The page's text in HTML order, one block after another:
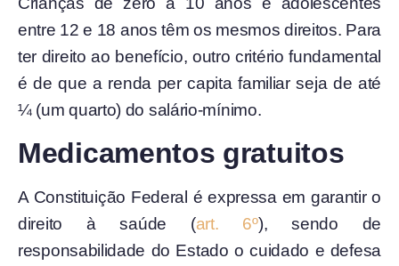
entre 12 e 18 anos têm os mesmos direitos. Para
ter direito ao benefício, outro critério fundamental
é de que a renda per capita familiar seja de até
¼ (um quarto) do salário-mínimo.
Medicamentos gratuitos
A Constituição Federal é expressa em garantir o
direito à saúde (art. 6º), sendo de
responsabilidade do Estado o cuidado e defesa